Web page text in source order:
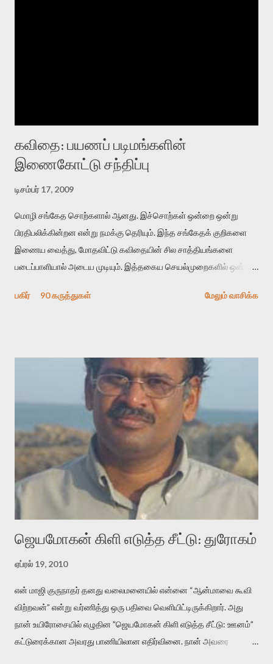
கவிதை: பயணப் படிமங்களின்
இணைகோட்டு சந்திப்பு
டிசம்பர் 17, 2009
மொழி சங்கேத சொற்களால் ஆனது. இச்சொற்கள் ஒன்றை ஒன்று
பிரதிபலிக்கின்றன என்று நமக்கு தெரியும். இந்த சங்கேதக் குறிகளை
இணைய வைத்து, மோதவிட்டு கவிதையின் சில சாத்தியங்களை
படைப்பாளியால் அடைய முடியும். இத்தகைய செயல்முறைகளில் ஒன்றை
காலத்தில் ஜாலவித்தைக்காரர்கள் வந்து போன பின் அவர்களின்
அதிகமாக்கும். கொல்லாது. ஒரு கனவை மீட்டெடுப்பதன் நோக்கம்
என்னவாக இருக்கும்? கவிதையின் அரூப இயக்கத்தை பொதுவயமாக
வடிக்க முயல்வதும் அதற்கே. கோயில் கருவறையின்
மென்வெளிச்சத்தில் நுண்பேசியின் படக்கருவியை இயக்கி சாத்தி
வைத்து விட்டு இயக்கத்தை அறிவோம். அறிதல் அபச்சாரமில்லை.
பயணப் படிமம் என்பது காக்னிடிவ் பொயடிக்ஸ் எனும் சமகால
விமர்சனத்தின் ஒரு முக்கிய கருவி. இக்கருவியை மனுஷ்யபுத்திரனின்
“காலை வணக்கங்கள்” எனும் ஒரு கவிதையில் சொருகப் போகிறோம்.
முதலில் கருவியை பழகுவோம். அன்றாட மொழியில் ஒன்று ம...
பகிர் 90 கருத்துகள் மேலும் வாசிக்க
ஜெயமோகன் கிளி எடுத்த சீட்டு: துரோகம்
ஏப்ரல் 19, 2010
என் மாஜி குருநாதர் தனது வலைமனையில் என்னை “ஆன்மாவை கூவி
விற்றவன்” என்று வர்ணித்து ஒரு பதிவை வெளியிட்டிருக்கிறார். அது
நான் உயிரோசையில் எழுதின ”ஜெயமோகன் கிளி எடுத்த சீட்டு: ஊனம்”
கட்டுரைக்கான அவரது பாணியிலான எதிர்வினை. நான் அவரை